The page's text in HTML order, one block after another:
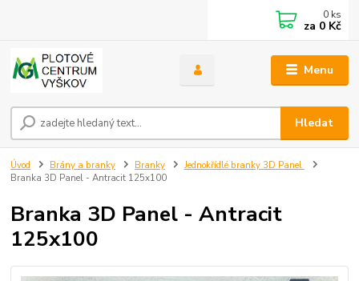
Menu
Hledat
0 ks
za 0 Kč
Úvod Brány a branky Branky
Jednokřídlé branky 3D Panel
Branka 3D Panel - Antracit 125x100
Branka 3D Panel - Antracit
125x100